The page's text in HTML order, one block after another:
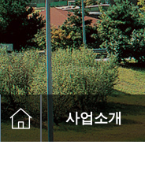
사업소개